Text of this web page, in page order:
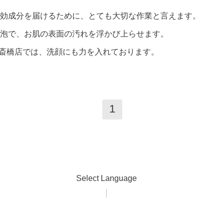
成分を届けるために、とても大切な作業と言えます。
で、お肌の表面の汚れを浮かび上らせます。
店では、洗顔にも力を入れております。
1
Select Language